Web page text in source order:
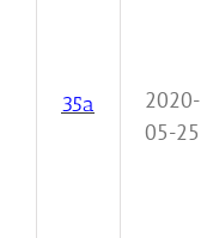
35a
2020-
05-25